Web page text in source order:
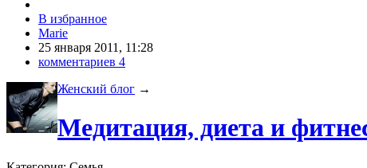
В избранное
Marie
25 января 2011, 11:28
комментариев 4
Женский блог →
Медитация, диета и